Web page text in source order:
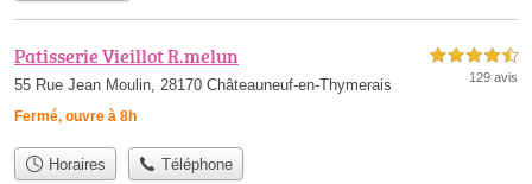
Patisserie Vieillot R.melun
55 Rue Jean Moulin, 28170 Châteauneuf-en-Thymerais
Fermé, ouvre à 8h
4,5 étoiles sur 5
129 avis
Horaires Téléphone